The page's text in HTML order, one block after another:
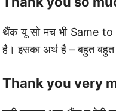
थैंक यू सो मच भी Same to
है। इसका अर्थ है – बहुत बहुत
Thank you very